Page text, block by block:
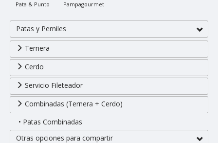
Pata & Punto Pampagourmet
Patas y Perniles
Ternera
Cerdo
Servicio Fileteador
Combinadas (Ternera + Cerdo)
• Patas Combinadas
Otras opciones para compartir